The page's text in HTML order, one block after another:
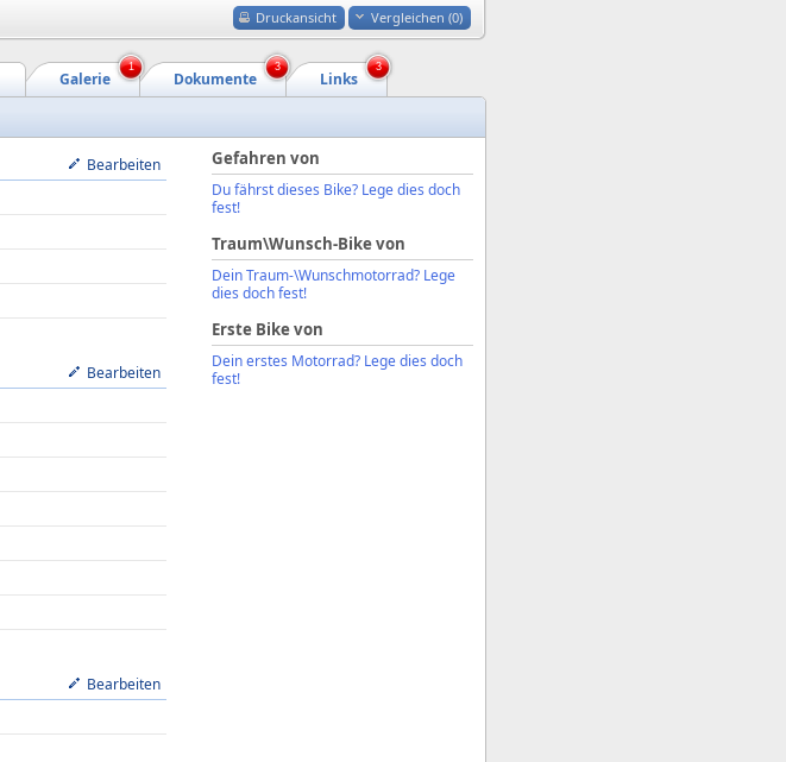
Druckansicht Vergleichen (0)
Links
Dokumente
Galerie
1 3 3
Bearbeiten
Bearbeiten
Bearbeiten
Gefahren von
Du fährst dieses Bike? Lege dies doch
fest!
Traum\Wunsch-Bike von
Dein Traum-\Wunschmotorrad? Lege
dies doch fest!
Erste Bike von
Dein erstes Motorrad? Lege dies doch
fest!